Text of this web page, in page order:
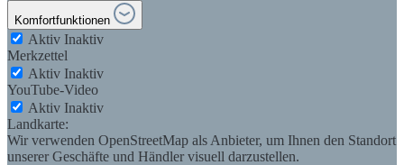
Komfortfunktionen
Aktiv Inaktiv
Merkzettel
Aktiv Inaktiv
YouTube-Video
Aktiv Inaktiv
Landkarte:
Wir verwenden OpenStreetMap als Anbieter, um Ihnen den Standort
unserer Geschäfte und Händler visuell darzustellen.